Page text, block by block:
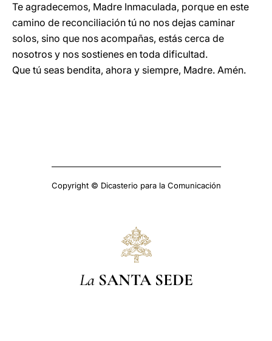
Te agradecemos, Madre Inmaculada, porque en este
camino de reconciliación tú no nos dejas caminar
solos, sino que nos acompañas, estás cerca de
nosotros y nos sostienes en toda dificultad.
Que tú seas bendita, ahora y siempre, Madre. Amén.
Copyright © Dicasterio para la Comunicación
La SANTA SEDE